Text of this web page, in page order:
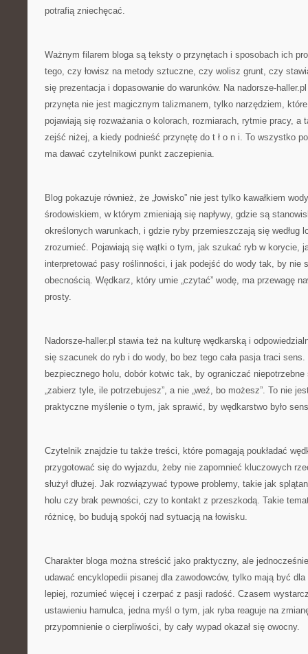
potrafią zniechęcać.
Ważnym filarem bloga są teksty o przynętach i sposobach ich
tego, czy łowisz na metody sztuczne, czy wolisz grunt, czy
się prezentacja i dopasowanie do warunków. Na nadorsze-
przynęta nie jest magicznym talizmanem, tylko narzędziem,
pojawiają się rozważania o kolorach, rozmiarach, rytmie pracy, a
zejść niżej, a kiedy podnieść przynętę do t ł o n i. To wszystko
ma dawać czytelnikowi punkt zaczepienia.
Blog pokazuje również, że „łowisko” nie jest tylko kawałkiem
środowiskiem, w którym zmieniają się napływy, gdzie są
określonych warunkach, i gdzie ryby przemieszczają się według
zrozumieć. Pojawiają się wątki o tym, jak szukać ryb w korycie,
interpretować pasy roślinności, i jak podejść do wody tak, by nie
obecnością. Wędkarz, który umie „czytać” wodę, ma przewagę
prosty.
Nadorsze-haller.pl stawia też na kulturę wędkarską i
się szacunek do ryb i do wody, bo bez tego cała pasja traci
bezpiecznego holu, dobór kotwic tak, by ograniczać
„zabierz tyle, ile potrzebujesz”, a nie „weź, bo możesz”. To nie
praktyczne myślenie o tym, jak sprawić, by wędkarstwo było
Czytelnik znajdzie tu także treści, które pomagają poukładać
przygotować się do wyjazdu, żeby nie zapomnieć kluczowych
służył dłużej. Jak rozwiązywać typowe problemy, takie jak
holu czy brak pewności, czy to kontakt z przeszkodą. Takie
różnicę, bo budują spokój nad sytuacją na łowisku.
Charakter bloga można streścić jako praktyczny, ale
udawać encyklopedii pisanej dla zawodowców, tylko mają być
lepiej, rozumieć więcej i czerpać z pasji radość. Czasem
ustawieniu hamulca, jedna myśl o tym, jak ryba reaguje na
przypomnienie o cierpliwości, by cały wypad okazał się owocny.